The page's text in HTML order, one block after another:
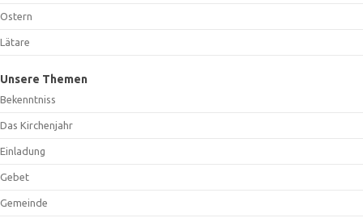
Ostern
Lätare
Unsere Themen
Bekenntniss
Das Kirchenjahr
Einladung
Gebet
Gemeinde